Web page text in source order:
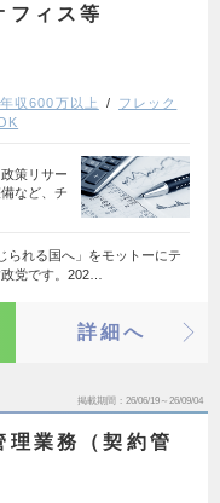
フィス等
年収600万以上
フレック
策リサー
など、チ
られる国へ」をモットーにテ
政党です。202…
詳細へ
掲載期間 26/06/19～26/09/04
理業務（契約管